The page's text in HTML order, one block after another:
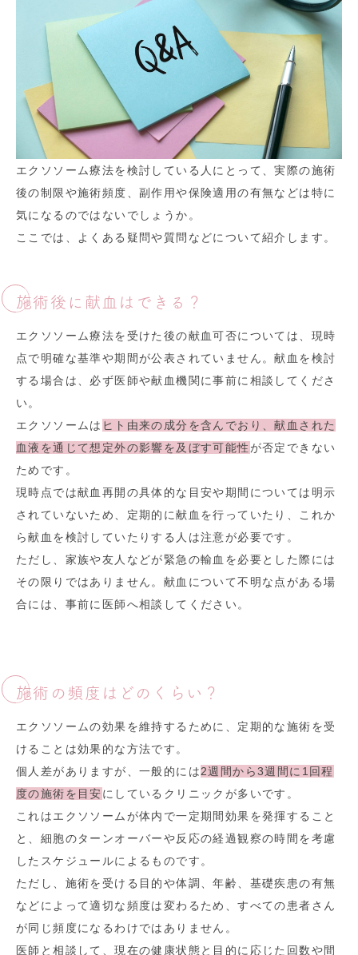
エクソソーム療法を検討している人にとって、実際の施術
後の制限や施術頻度、副作用や保険適用の有無などは特に
気になるのではないでしょうか。
ここでは、よくある疑問や質問などについて紹介します。
施術後に献血はできる？
エクソソーム療法を受けた後の献血可否については、現時
点で明確な基準や期間が公表されていません。献血を検討
する場合は、必ず医師や献血機関に事前に相談してくださ
い。
エクソソームは ヒト由来の成分を含んでおり、献血された
血液を通じて想定外の影響を及ぼす可能性が否定できない
ためです。
現時点では献血再開の具体的な目安や期間については明示
されていないため、定期的に献血を行っていたり、これか
ら献血を検討していたりする人は注意が必要です。
ただし、家族や友人などが緊急の輸血を必要とした際には
その限りではありません。献血について不明な点がある場
合には、事前に医師へ相談してください。
施術の頻度はどのくらい？
エクソソームの効果を維持するために、定期的な施術を受
けることは効果的な方法です。
個人差がありますが、一般的には2週間から3週間に1回程
度の施術を目安にしているクリニックが多いです。
これはエクソソームが体内で一定期間効果を発揮すること
と、細胞のターンオーバーや反応の経過観察の時間を考慮
したスケジュールによるものです。
ただし、施術を受ける目的や体調、年齢、基礎疾患の有無
などによって適切な頻度は変わるため、すべての患者さん
が同じ頻度になるわけではありません。
医師と相談して、現在の健康状態と目的に応じた回数や間